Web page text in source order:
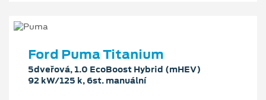
Ford Puma Titanium
5dveřová, 1.0 EcoBoost Hybrid (mHEV)
92 kW/125 k, 6st. manuální